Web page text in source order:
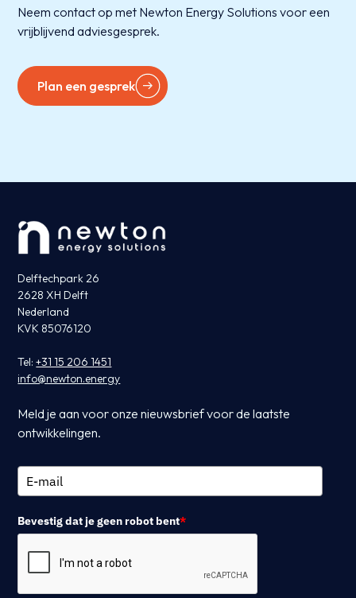
Neem contact op met Newton Energy Solutions voor een
vrijblijvend adviesgesprek.
Plan een gesprek
Delftechpark 26
2628 XH Delft
Nederland
KVK 85076120
Tel:+31 15 206 1451
info@newton.energy
Meld je aan voor onze nieuwsbrief voor de laatste
ontwikkelingen.
Bevestig dat je geen robot bent*